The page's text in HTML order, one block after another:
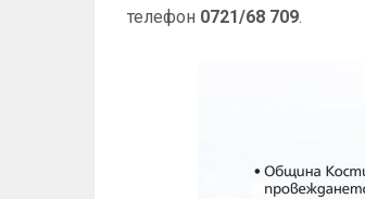
телефон 0721/68 709.